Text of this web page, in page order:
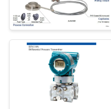
SITEMAP
DSC-